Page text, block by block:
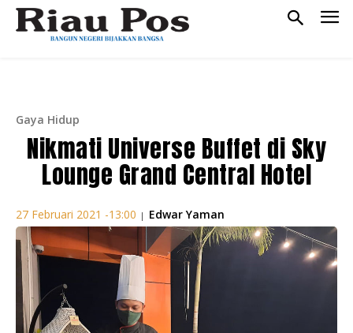
Gaya Hidup
Nikmati Universe Buffet di Sky
Lounge Grand Central Hotel
27 Februari 2021 -13:00 | Edwar Yaman